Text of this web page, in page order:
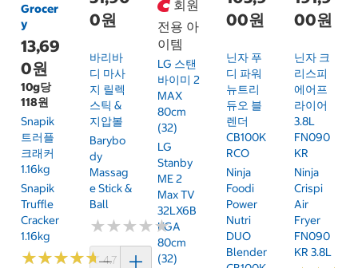
Grocer
y
13,69
0원
10g당
118원
Snapik
트러플
크래커
1.16kg
Snapik
Truffle
Cracker
1.16kg
★★★★★
★★★★★4.7 (159)
0원
바리바
디 마사
지 릴렉
스틱 &
지압볼
Barybo
Dy
Massag
E Stick &
Ball
★★★★★
★★★★★
회원
전용 아
이템
LG 스탠
바이미 2
MAX
80cm
(32)
LG
Stanby
ME 2
Max TV
32LX6B
KGA
80cm
(32)
00원
닌자 푸
디 파워
뉴트리
듀오 블
렌더
CB100K
RCO
Ninja
Foodi
Power
Nutri
DUO
Blender
00원
닌자 크
리스피
에어프
라이어
3.8L
FN090
KR
Ninja
Crispi
Air
Fryer
FN090
KR 3.8L